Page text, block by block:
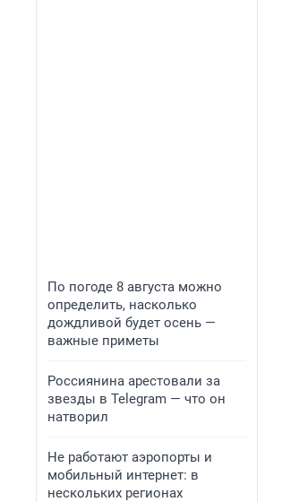
По погоде 8 августа можно
определить, насколько
дождливой будет осень —
важные приметы
Россиянина арестовали за
звезды в Telegram — что он
натворил
Не работают аэропорты и
мобильный интернет: в
нескольких регионах